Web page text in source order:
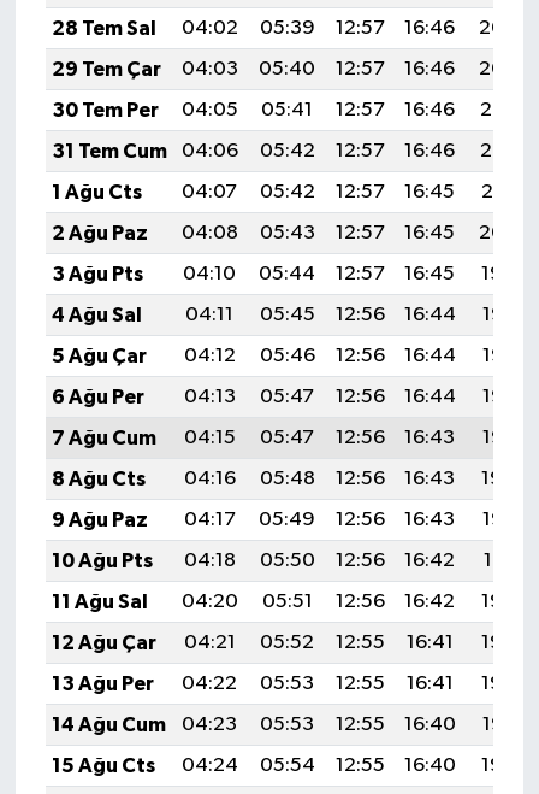
28 Tem Sal
04:02 05:39 12:57 16:46
20:04
29 Tem Çar
04:03 05:40 12:57 16:46
20:04
30 Tem Per
04:05 05:41 12:57 16:46
20:03
31 Tem Cum
04:06 05:42 12:57 16:46
20:02
1 Ağu Cts
04:07 05:42 12:57 16:45
20:01
2 Ağu Paz
04:08 05:43 12:57 16:45
20:00
3 Ağu Pts
04:10 05:44 12:57 16:45
19:59
4 Ağu Sal
04:11 05:45 12:56 16:44
19:58
5 Ağu Çar
04:12 05:46 12:56 16:44
19:57
6 Ağu Per
04:13 05:47 12:56 16:44
19:56
7 Ağu Cum
04:15 05:47 12:56 16:43
19:55
8 Ağu Cts
04:16 05:48 12:56 16:43
19:54
9 Ağu Paz
04:17 05:49 12:56 16:43
19:53
10 Ağu Pts
04:18 05:50 12:56 16:42
19:51
11 Ağu Sal
04:20 05:51 12:56 16:42
19:50
12 Ağu Çar
04:21 05:52 12:55 16:41
19:49
13 Ağu Per
04:22 05:53 12:55 16:41
19:48
14 Ağu Cum
04:23 05:53 12:55 16:40
19:47
15 Ağu Cts
04:24 05:54 12:55 16:40
19:46